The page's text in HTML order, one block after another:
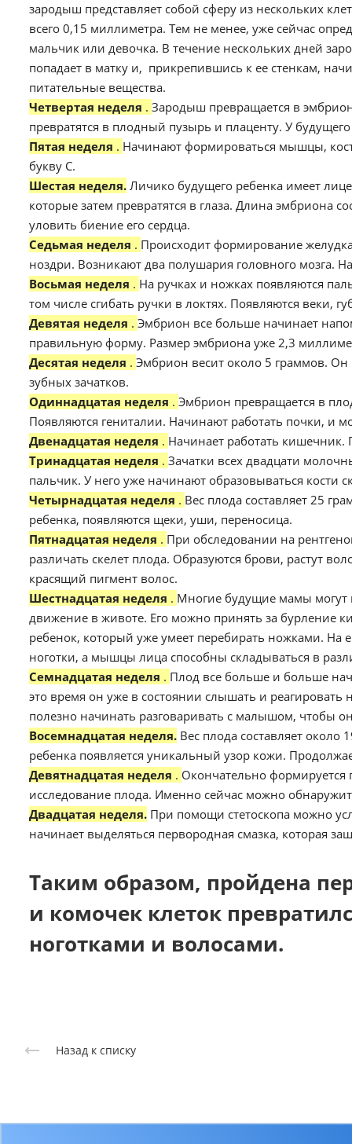
зародыш представляет собой сферу из нескольких
всего 0,15 миллиметра. Тем не менее, уже сейчас
мальчик или девочка. В течение нескольких дней
попадает в матку и, прикрепившись к ее стенкам,
питательные вещества.
Четвертая неделя . Зародыш превращается в
превратятся в плодный пузырь и плаценту. У
Пятая неделя . Начинают формироваться мышцы,
букву С.
Шестая неделя. Личико будущего ребенка имеет
которые затем превратятся в глаза. Длина эмбриона
уловить биение его сердца.
Седьмая неделя . Происходит формирование
ноздри. Возникают два полушария головного мозга.
Восьмая неделя . На ручках и ножках появляются
том числе сгибать ручки в локтях. Появляются веки,
Девятая неделя . Эмбрион все больше начинает
правильную форму. Размер эмбриона уже 2,3
Десятая неделя . Эмбрион весит около 5 граммов.
зубных зачатков.
Одиннадцатая неделя . Эмбрион превращается в
Появляются гениталии. Начинают работать почки, и
Двенадцатая неделя . Начинает работать кишечник.
Тринадцатая неделя . Зачатки всех двадцати
пальчик. У него уже начинают образовываться кости
Четырнадцатая неделя . Вес плода составляет 25
ребенка, появляются щеки, уши, переносица.
Пятнадцатая неделя . При обследовании на
различать скелет плода. Образуются брови, растут
красящий пигмент волос.
Шестнадцатая неделя . Многие будущие мамы могут
движение в животе. Его можно принять за бурление
ребенок, который уже умеет перебирать ножками. На
ноготки, а мышцы лица способны складываться в
Семнадцатая неделя . Плод все больше и больше
это время он уже в состоянии слышать и
полезно начинать разговаривать с малышом, чтобы
Восемнадцатая неделя. Вес плода составляет
ребенка появляется уникальный узор кожи.
Девятнадцатая неделя . Окончательно формируется
исследование плода. Именно сейчас можно
Двадцатая неделя. При помощи стетоскопа можно
начинает выделяться первородная смазка, которая
Таким образом, пройдена
и комочек клеток
ноготками и волосами.
Назад к списку